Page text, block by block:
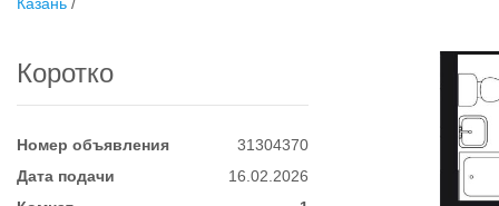
Коротко
Номер объявления
31304370
Дата подачи
16.02.2026